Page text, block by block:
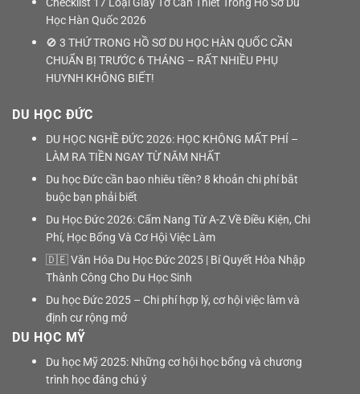
Học Hàn Quốc 2026
🚫 3 THỨ TRONG HỒ SƠ DU HỌC HÀN QUỐC CẦN
CHUẨN BỊ TRƯỚC 6 THÁNG – RẤT NHIỀU PHỤ
HUYNH KHÔNG BIẾT!
DU HỌC ĐỨC
DU HỌC NGHỀ ĐỨC 2026: HỌC KHÔNG MẤT PHÍ –
LÀM RA TIỀN NGAY TỪ NĂM NHẤT
Du học Đức cần bao nhiêu tiền? 8 khoản chi phí bắt
buộc bạn phải biết
Du Học Đức 2026: Cẩm Nang Từ A-Z Về Điều Kiện, Chi
Phí, Học Bổng Và Cơ Hội Việc Làm
🇩🇪 Văn Hóa Du Học Đức 2025 | Bí Quyết Hòa Nhập
Thành Công Cho Du Học Sinh
Du học Đức 2025 – Chi phí hợp lý, cơ hội việc làm và
định cư rộng mở
DU HỌC MỸ
Du học Mỹ 2025: Những cơ hội học bổng và chương
trình học đáng chú ý